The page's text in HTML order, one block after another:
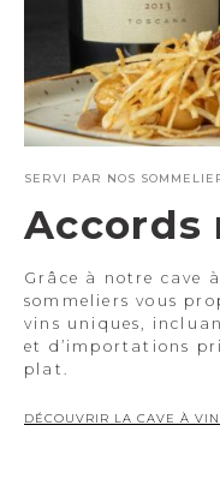
SERVI PAR NOS
Accords
Grâce à notre cave
sommeliers vous
vins uniques,
et d’importations
plat.
DÉCOUVRIR LA CAVE À VIN